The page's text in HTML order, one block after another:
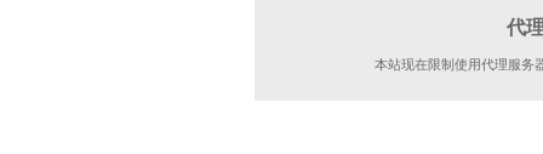
代
本站现在限制使用代理服务